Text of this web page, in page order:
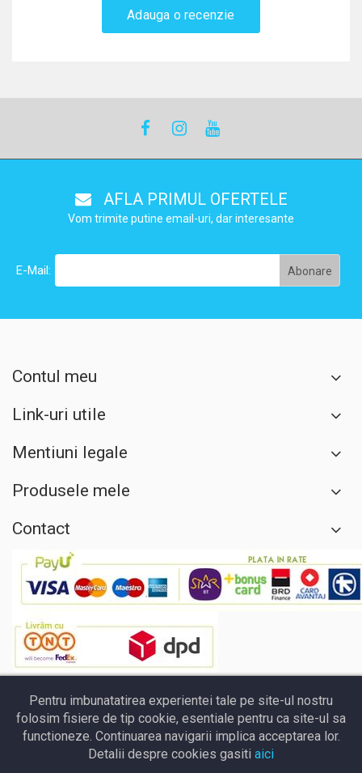
Adauga o recenzie
AFLA PRIMUL OFERTELE
Vom trimite putine email-uri, dar interesante
E-Mail:
Contul meu
Link-uri utile
Mentiuni legale
Produsele mele
Contact
Pentru imbunatatirea experientei tale pe site-ul nostru
folosim fisiere de tip cookie, esentiale pentru ca site-ul sa
functioneze. Continuarea navigarii implica acceptarea lor.
Detalii despre cookies gasiti aici